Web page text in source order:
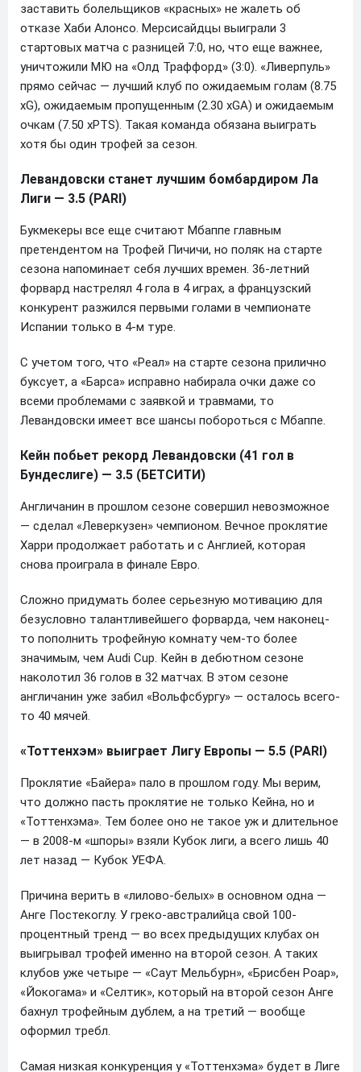
заставить болельщиков «красных» не жалеть об
отказе Хаби Алонсо. Мерсисайдцы выиграли 3
стартовых матча с разницей 7:0, но, что еще важнее,
уничтожили МЮ на «Олд Траффорд» (3:0). «Ливерпуль»
прямо сейчас — лучший клуб по ожидаемым голам (8.75
xG), ожидаемым пропущенным (2.30 xGA) и ожидаемым
очкам (7.50 xPTS). Такая команда обязана выиграть
хотя бы один трофей за сезон.
Левандовски станет лучшим бомбардиром Ла
Лиги — 3.5 (PARI)
Букмекеры все еще считают Мбаппе главным
претендентом на Трофей Пичичи, но поляк на старте
сезона напоминает себя лучших времен. 36-летний
форвард настрелял 4 гола в 4 играх, а французский
конкурент разжился первыми голами в чемпионате
Испании только в 4-м туре.
С учетом того, что «Реал» на старте сезона прилично
буксует, а «Барса» исправно набирала очки даже со
всеми проблемами с заявкой и травмами, то
Левандовски имеет все шансы побороться с Мбаппе.
Кейн побьет рекорд Левандовски (41 гол в
Бундеслиге) — 3.5 (БЕТСИТИ)
Англичанин в прошлом сезоне совершил невозможное
— сделал «Леверкузен» чемпионом. Вечное проклятие
Харри продолжает работать и с Англией, которая
снова проиграла в финале Евро.
Сложно придумать более серьезную мотивацию для
безусловно талантливейшего форварда, чем наконец-
то пополнить трофейную комнату чем-то более
значимым, чем Audi Cup. Кейн в дебютном сезоне
наколотил 36 голов в 32 матчах. В этом сезоне
англичанин уже забил «Вольфсбургу» — осталось всего-
то 40 мячей.
«Тоттенхэм» выиграет Лигу Европы — 5.5 (PARI)
Проклятие «Байера» пало в прошлом году. Мы верим,
что должно пасть проклятие не только Кейна, но и
«Тоттенхэма». Тем более оно не такое уж и длительное
— в 2008-м «шпоры» взяли Кубок лиги, а всего лишь 40
лет назад — Кубок УЕФА.
Причина верить в «лилово-белых» в основном одна —
Анге Постекоглу. У греко-австралийца свой 100-
процентный тренд — во всех предыдущих клубах он
выигрывал трофей именно на второй сезон. А таких
клубов уже четыре — «Саут Мельбурн», «Брисбен Роар»,
«Йокогама» и «Селтик», который на второй сезон Анге
бахнул трофейным дублем, а на третий — вообще
оформил требл.
Самая низкая конкуренция у «Тоттенхэма» будет в Лиге